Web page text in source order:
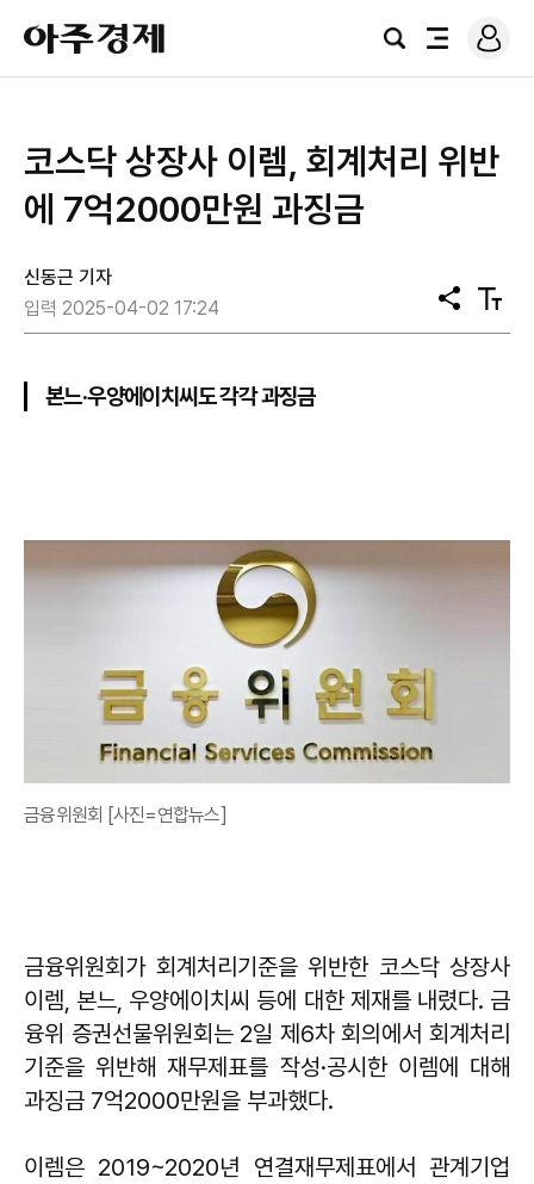
아
주
경
검
전
로
그
코스닥 상장사 이렘, 회계처리 위반
에 7억2000만원 과징금
신동근 기자
입력 2025-04-02 17:24
공
유
텍
스
본느·우양에이치씨도 각각 과징금
금융위원회 [사진=연합뉴스]
금융위원회가 회계처리기준을 위반한 코스닥 상장사
이렘, 본느, 우양에이치씨 등에 대한 제재를 내렸다. 금
융위 증권선물위원회는 2일 제6차 회의에서 회계처리
기준을 위반해 재무제표를 작성·공시한 이렘에 대해
과징금 7억2000만원을 부과했다.
이렘은 2019~2020년 연결재무제표에서 관계기업